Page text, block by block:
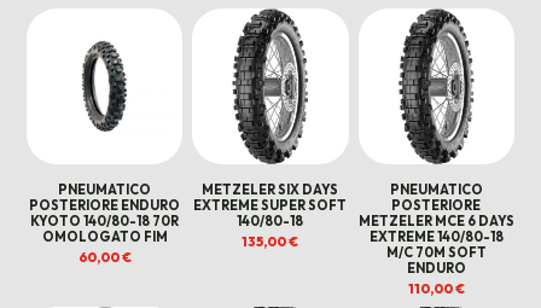
PNEUMATICO
POSTERIORE ENDURO
KYOTO 140/80-18 70R
OMOLOGATO FIM
60,00€
METZELER SIX DAYS
EXTREME SUPER SOFT
140/80-18
135,00€
PNEUMATICO
POSTERIORE
METZELER MCE 6 DAYS
EXTREME 140/80-18
M/C 70M SOFT
ENDURO
110,00€